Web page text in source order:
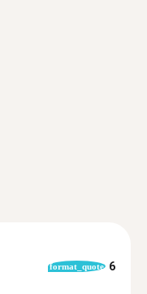
format_quote 6